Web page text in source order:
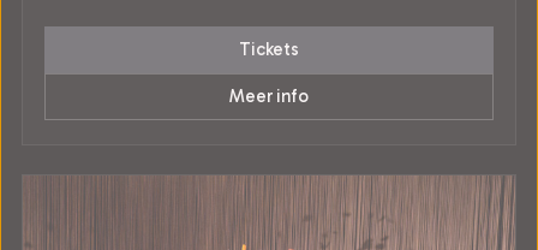
Tickets
Meer info